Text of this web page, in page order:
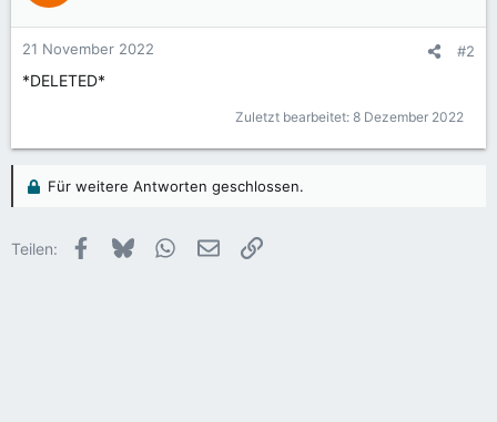
21 November 2022 #2
*DELETED*
Zuletzt bearbeitet: 8 Dezember 2022
Für weitere Antworten geschlossen.
Teilen: Facebook
Bluesky WhatsApp
E-MailLink